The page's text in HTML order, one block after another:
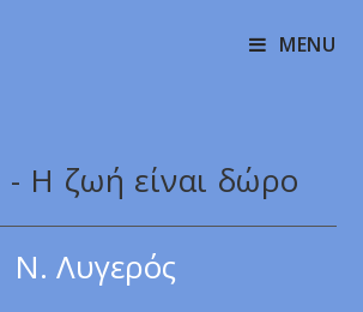
MENU
- Η ζωή είναι δώρο
Ν. Λυγερός